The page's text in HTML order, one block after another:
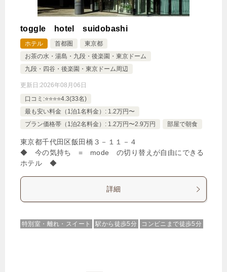
toggle hotel suidobashi
ホテル 首都圏
東京都
お茶の水・湯島・九段・後楽園・東京ドーム
九段・四谷・後楽園・東京ドーム周辺
更新日:2026年08月06日
口コミ:⭐️⭐️⭐️⭐️4.3(33名)
最も安い料金（1泊1名料金）: 1.2万円〜
プラン価格帯（1泊2名料金）: 1.2万円〜2.9万円
部屋で朝食
東京都千代田区飯田橋３－１１－４
◆ 今の気持ち = mode の切り替えが自由にできる
ホテル ◆
詳細
特別室・離れ・スイート 駅から徒歩5分 コンビニまで徒歩5分